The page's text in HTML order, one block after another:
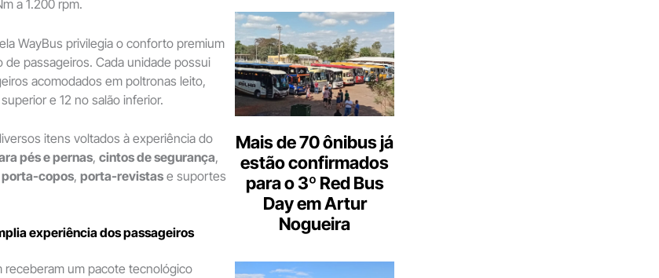
a 1.200 rpm.
WayBus privilegia o conforto premium
de passageiros. Cada unidade possui
acomodados em poltronas leito,
e 12 no salão inferior.
itens voltados à experiência do
pés e pernas, cintos de segurança,
porta-copos, porta-revistas e suportes
experiência dos passageiros
receberam um pacote tecnológico
Mais de 70 ônibus já
estão confirmados
para o 3º Red Bus
Day em Artur
Nogueira